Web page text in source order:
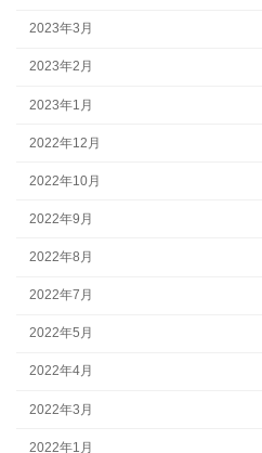
2023年3月
2023年2月
2023年1月
2022年12月
2022年10月
2022年9月
2022年8月
2022年7月
2022年5月
2022年4月
2022年3月
2022年1月